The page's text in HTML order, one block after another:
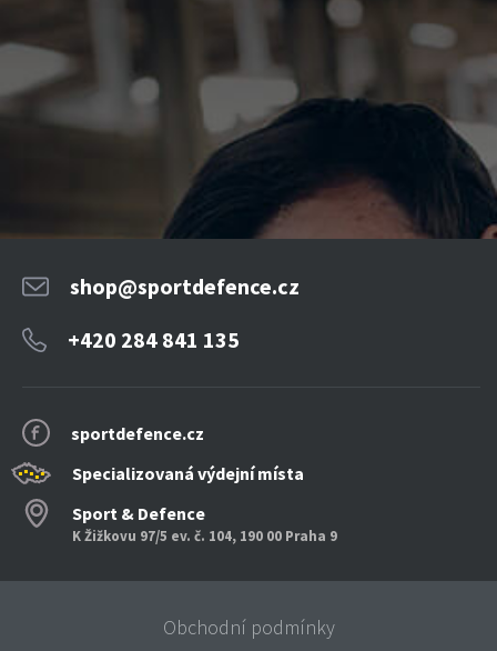
sportdefence.cz
Specializovaná výdejní místa
Sport & Defence
K Žižkovu 97/5 ev. č. 104, 190 00 Praha 9
shop@sportdefence.cz
+420 284 841 135
Obchodní podmínky